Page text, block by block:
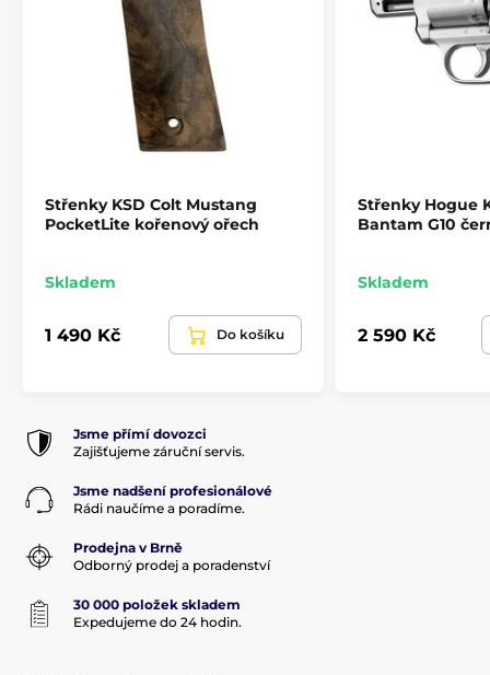
Příslušenství Pažby, pažbičky a střenky
Pažby pro dlouhé zbraně
Střenky KSD Colt Mustang
PocketLite kořenový ořech
Skladem
1 490 Kč Do košíku
Střenky Hogue
Bantam G10
Skladem
2 590 Kč
Jsme přímí dovozci
Zajišťujeme záruční servis.
Jsme nadšení profesionálové
Rádi naučíme a poradíme.
Prodejna v Brně
Odborný prodej a poradenství
30 000 položek skladem
Expedujeme do 24 hodin.